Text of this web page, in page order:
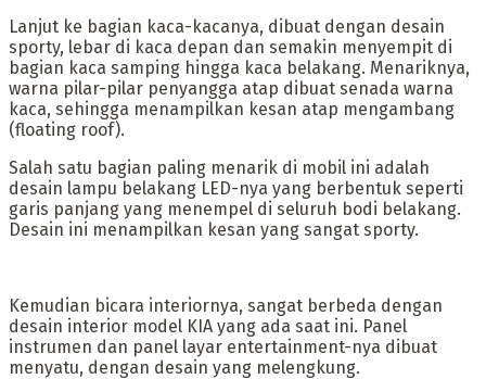
Lanjut ke bagian kaca-kacanya, dibuat dengan desain
sporty, lebar di kaca depan dan semakin menyempit di
bagian kaca samping hingga kaca belakang. Menariknya,
warna pilar-pilar penyangga atap dibuat senada warna
kaca, sehingga menampilkan kesan atap mengambang
(floating roof).
Salah satu bagian paling menarik di mobil ini adalah
desain lampu belakang LED-nya yang berbentuk seperti
garis panjang yang menempel di seluruh bodi belakang.
Desain ini menampilkan kesan yang sangat sporty.
Kemudian bicara interiornya, sangat berbeda dengan
desain interior model KIA yang ada saat ini. Panel
instrumen dan panel layar entertainment-nya dibuat
menyatu, dengan desain yang melengkung.